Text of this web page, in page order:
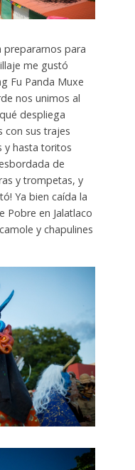
prepararnos para
me gustó
Fu Panda Muxe
nos unimos al
despliega
con sus trajes
y hasta toritos
de
y trompetas, y
Ya bien caída la
Pobre en Jalatlaco
y chapulines